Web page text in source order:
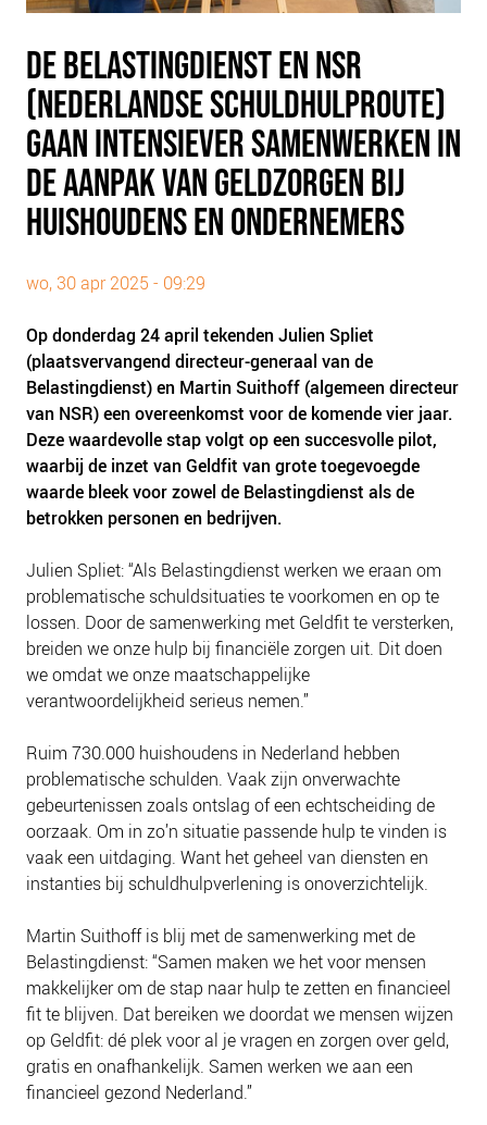
PLINKR NAZORG
SOCIALDEBT
DOORBRAAKMETHODE
COLLECTIEF SCHULDREGELEN
DE VOORZIENINGENWIJZER
NEDERLANDSE SCHULDHULPROUTE (NSR)
OVER ONS
VISIE EN MISSIE
ONZE PARTNERS
VACATURES
IN DE MEDIA
OVER NCFG
NIEUWS
DE BELASTINGDIENST EN NSR
(NEDERLANDSE SCHULDHULPROUTE)
GAAN INTENSIEVER SAMENWERKEN IN
DE AANPAK VAN GELDZORGEN BIJ
HUISHOUDENS EN ONDERNEMERS
wo, 30 apr 2025 - 09:29
Op donderdag 24 april tekenden Julien Spliet
(plaatsvervangend directeur-generaal van de
Belastingdienst) en Martin Suithoff (algemeen directeur
van NSR) een overeenkomst voor de komende vier jaar.
Deze waardevolle stap volgt op een succesvolle pilot,
waarbij de inzet van Geldfit van grote toegevoegde
waarde bleek voor zowel de Belastingdienst als de
betrokken personen en bedrijven.
Julien Spliet: “Als Belastingdienst werken we eraan om
problematische schuldsituaties te voorkomen en op te
lossen. Door de samenwerking met Geldfit te versterken,
breiden we onze hulp bij financiële zorgen uit. Dit doen
we omdat we onze maatschappelijke
verantwoordelijkheid serieus nemen.”
Ruim 730.000 huishoudens in Nederland hebben
problematische schulden. Vaak zijn onverwachte
gebeurtenissen zoals ontslag of een echtscheiding de
oorzaak. Om in zo’n situatie passende hulp te vinden is
vaak een uitdaging. Want het geheel van diensten en
instanties bij schuldhulpverlening is onoverzichtelijk.
Martin Suithoff is blij met de samenwerking met de
Belastingdienst: “Samen maken we het voor mensen
makkelijker om de stap naar hulp te zetten en financieel
fit te blijven. Dat bereiken we doordat we mensen wijzen
op Geldfit: dé plek voor al je vragen en zorgen over geld,
gratis en onafhankelijk. Samen werken we aan een
financieel gezond Nederland.”